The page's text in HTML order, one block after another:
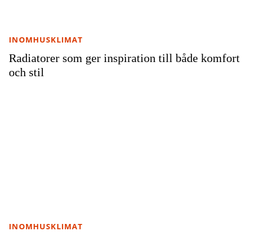
Radiatorer som ger inspiration till både komfort
och stil
INOMHUSKLIMAT
INOMHUSKLIMAT